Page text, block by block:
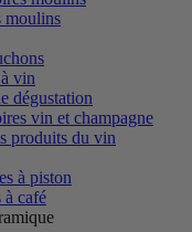
moulins
vin
dégustation
vin et champagne
produits du vin
à piston
café